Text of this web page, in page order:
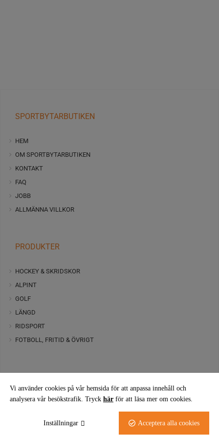
SPORTBYTARBUTIKEN
HEM
OM SPORTBYTARBUTIKEN
KONTAKT
FAQ
JOBB
ALLMÄNNA VILLKOR
PRODUKTER
HOCKEY & SKRIDSKOR
ALPINT
GOLF
LÄNGD
RIDSPORT
FOTBOLL, FRITID & ÖVRIGT
FÖLJ OSS PÅ FACEBOOK
Vi använder cookies på vår hemsida för att anpassa innehåll och
analysera vår besökstrafik. Tryck här för att läsa mer om cookies.
Inställningar Acceptera alla cookies